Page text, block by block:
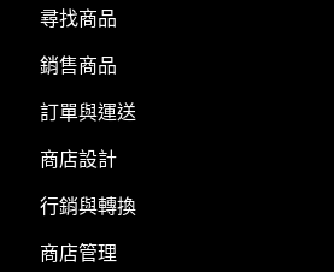
尋找商品
銷售商品
訂單與運送
商店設計
行銷與轉換
商店管理